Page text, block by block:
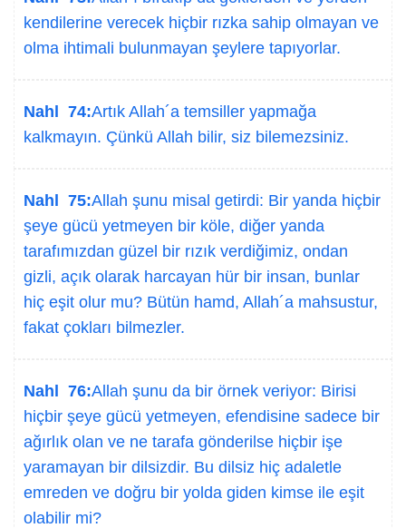
kendilerine verecek hiçbir rızka sahip olmayan ve
olma ihtimali bulunmayan şeylere tapıyorlar.
Nahl 74:Artık Allah´a temsiller yapmağa
kalkmayın. Çünkü Allah bilir, siz bilemezsiniz.
Nahl 75:Allah şunu misal getirdi: Bir yanda hiçbir
şeye gücü yetmeyen bir köle, diğer yanda
tarafımızdan güzel bir rızık verdiğimiz, ondan
gizli, açık olarak harcayan hür bir insan, bunlar
hiç eşit olur mu? Bütün hamd, Allah´a mahsustur,
fakat çokları bilmezler.
Nahl 76:Allah şunu da bir örnek veriyor: Birisi
hiçbir şeye gücü yetmeyen, efendisine sadece bir
ağırlık olan ve ne tarafa gönderilse hiçbir işe
yaramayan bir dilsizdir. Bu dilsiz hiç adaletle
emreden ve doğru bir yolda giden kimse ile eşit
olabilir mi?